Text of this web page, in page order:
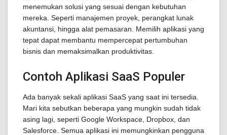
menemukan solusi yang sesuai dengan kebutuhan
mereka. Seperti manajemen proyek, perangkat lunak
akuntansi, hingga alat pemasaran. Memilih aplikasi yang
tepat dapat membantu mempercepat pertumbuhan
bisnis dan memaksimalkan produktivitas.
Contoh Aplikasi SaaS Populer
Ada banyak sekali aplikasi SaaS yang saat ini tersedia.
Mari kita sebutkan beberapa yang mungkin sudah tidak
asing lagi, seperti Google Workspace, Dropbox, dan
Salesforce. Semua aplikasi ini memungkinkan pengguna